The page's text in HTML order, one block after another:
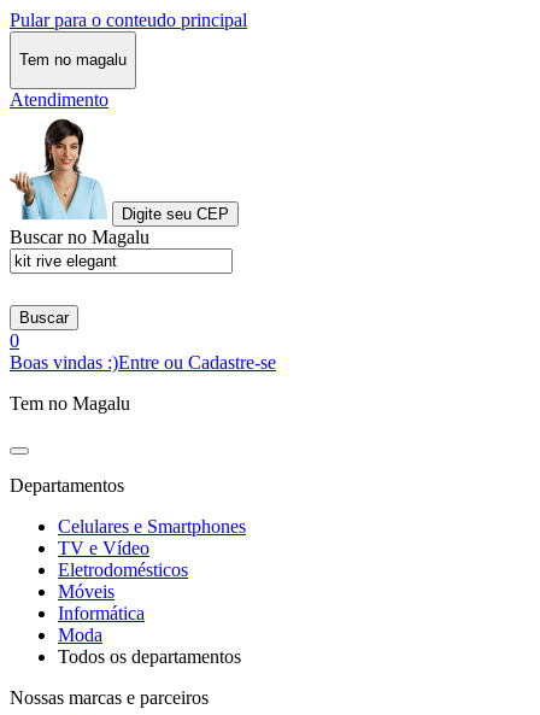
Pular para o conteudo principal
Tem no magalu
Atendimento
Digite seu CEP
Buscar no Magalu
Buscar
0
Boas vindas :)Entre ou Cadastre-se
Tem no Magalu
Departamentos
Celulares e Smartphones
TV e Vídeo
Eletrodomésticos
Móveis
Informática
Moda
Todos os departamentos
Nossas marcas e parceiros